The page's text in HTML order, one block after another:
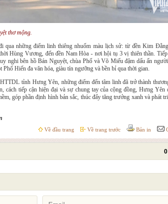
thơ mộng.
qua những điểm linh thiêng nhuốm màu lịch sử: từ đền Kim
Hùng Vương, đến đền Nam Hòa - nơi hội tụ 3 vị thiên thần. Tiếp
nghi bên hồ Bán Nguyệt, chùa Phố và Võ Miếu đậm dấu ấn
Hiến đa văn hóa, giàu tín ngưỡng và bền bỉ qua thời gian.
tỉnh Hưng Yên, những điểm đến tâm linh đã trở thành
cách tiếp cận hiện đại và sự chung tay của cộng đồng, Hưng Yên
góp phần định hình bản sắc, thúc đẩy tăng trưởng xanh và phát
Về đầu trang Về trang trước Bản in